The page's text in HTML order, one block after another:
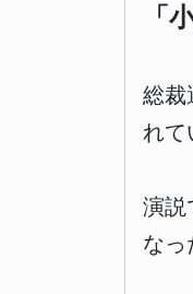
「
総裁
れて
演説
なっ